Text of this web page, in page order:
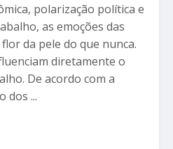
polarização política e
as emoções das
da pele do que nunca.
diretamente o
De acordo com a
dos ...